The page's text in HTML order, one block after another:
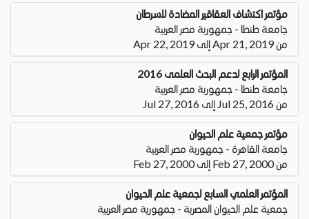
مؤتمر اكتشاف العقاقير المضادة للسرطان
جامعة طنطا - جمهورية مصر العربية
من Apr 21, 2019 إلى Apr 22, 2019
المؤتمر الرابع لدعم البحث العلمى 2016
جامعة طنطا - جمهورية مصر العربية
من Jul 25, 2016 إلى Jul 27, 2016
مؤتمر جمعية علم الحيوان
جامعة القاهرة - جمهورية مصر العربية
من Feb 27, 2000 إلى Feb 27, 2000
المؤتمر العلمي السابع لجمعية علم الحيوان
جمعية علم الحيوان المصرية - جمهورية مصر العربية